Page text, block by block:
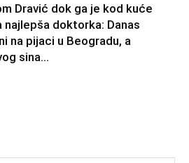
Dravić dok ga je kod kuće
najlepša doktorka: Danas
na pijaci u Beogradu, a
sina...